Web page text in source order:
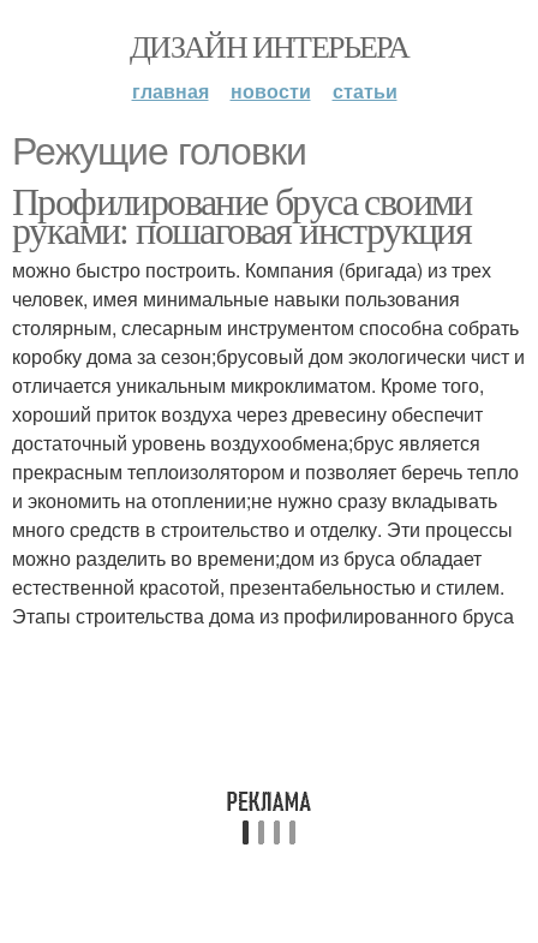
ДИЗАЙН ИНТЕРЬЕРА
главная новости статьи
Режущие головки
Профилирование бруса своими
руками: пошаговая инструкция
можно быстро построить. Компания (бригада) из трех
человек, имея минимальные навыки пользования
столярным, слесарным инструментом способна собрать
коробку дома за сезон;брусовый дом экологически чист и
отличается уникальным микроклиматом. Кроме того,
хороший приток воздуха через древесину обеспечит
достаточный уровень воздухообмена;брус является
прекрасным теплоизолятором и позволяет беречь тепло
и экономить на отоплении;не нужно сразу вкладывать
много средств в строительство и отделку. Эти процессы
можно разделить во времени;дом из бруса обладает
естественной красотой, презентабельностью и стилем.
Этапы строительства дома из профилированного бруса